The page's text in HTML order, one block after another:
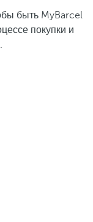
быть MyBarcel
покупки и